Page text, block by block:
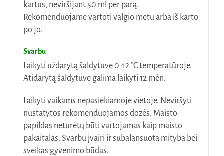
kartus, neviršijant 50 ml per parą.
Rekomenduojame vartoti valgio metu arba iš karto
po jo.
Svarbu
Laikyti uždarytą šaldytuve 0-12 °C temperatūroje.
Atidarytą šaldytuve galima laikyti 12 mėn.
Laikyti vaikams nepasiekiamoje vietoje. Neviršyti
nustatytos rekomenduojamos dozės. Maisto
papildas neturėtų būti vartojamas kaip maisto
pakaitalas. Svarbu įvairi ir subalansuota mityba bei
sveikas gyvenimo būdas.